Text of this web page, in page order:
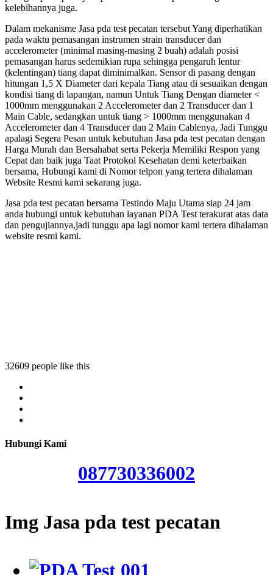
kelebihannya juga.
Dalam mekanisme Jasa pda test pecatan tersebut Yang diperhatikan
pada waktu pemasangan instrumen strain transducer dan
accelerometer (minimal masing-masing 2 buah) adalah posisi
pemasangan harus sedemikian rupa sehingga pengaruh lentur
(kelentingan) tiang dapat diminimalkan. Sensor di pasang dengan
hitungan 1,5 X Diameter dari kepala Tiang atau di sesuaikan dengan
kondisi tiang di lapangan, namun Untuk Tiang Dengan diameter <
1000mm menggunakan 2 Accelerometer dan 2 Transducer dan 1
Main Cable, sedangkan untuk tiang > 1000mm menggunakan 4
Accelerometer dan 4 Transducer dan 2 Main Cablenya, Jadi Tunggu
apalagi Segera Pesan untuk kebutuhan Jasa pda test pecatan dengan
Harga Murah dan Bersahabat serta Pekerja Memiliki Respon yang
Cepat dan baik juga Taat Protokol Kesehatan demi keterbaikan
bersama, Hubungi kami di Nomor telpon yang tertera dihalaman
Website Resmi kami sekarang juga.
Jasa pda test pecatan bersama Testindo Maju Utama siap 24 jam
anda hubungi untuk kebutuhan layanan PDA Test terakurat atas data
dan pengujiannya,jadi tunggu apa lagi nomor kami tertera dihalaman
website resmi kami.
32609 people like this
Hubungi Kami
087730336002
Img Jasa pda test pecatan